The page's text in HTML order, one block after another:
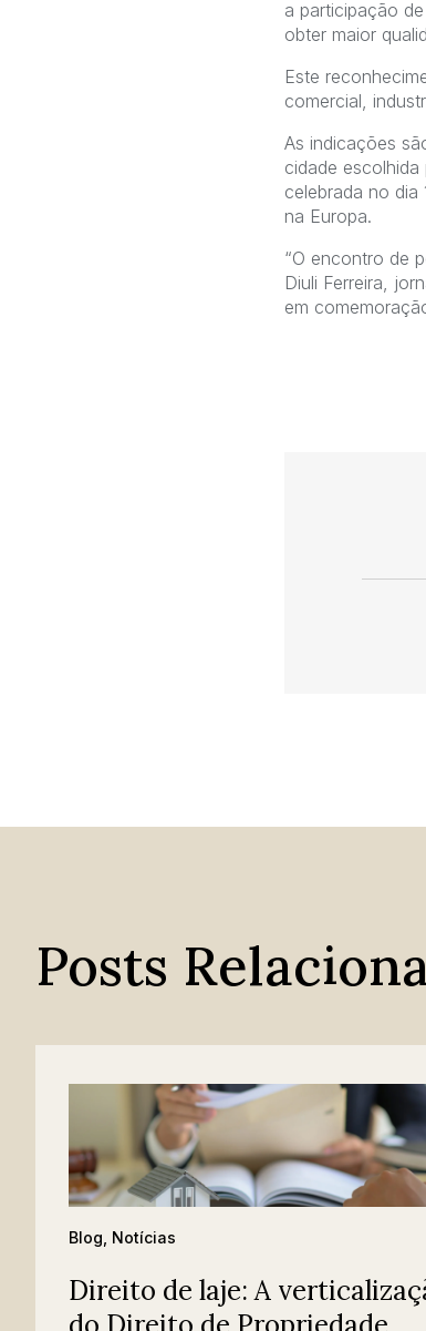
a participação
obter maior
Este
comercial,
As indicações
cidade
celebrada no dia
na Europa.
“O encontro de
Diuli Ferreira,
em
Posts
Blog Notícias
Direito de laje: A